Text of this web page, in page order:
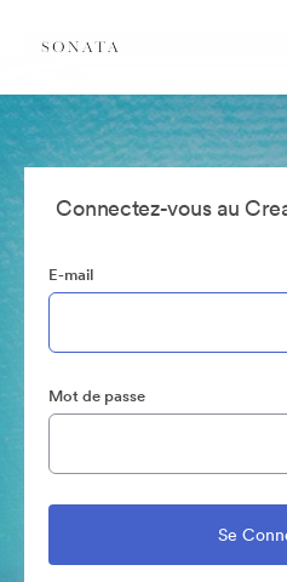
Connectez-vous au
E-mail
Mot de passe